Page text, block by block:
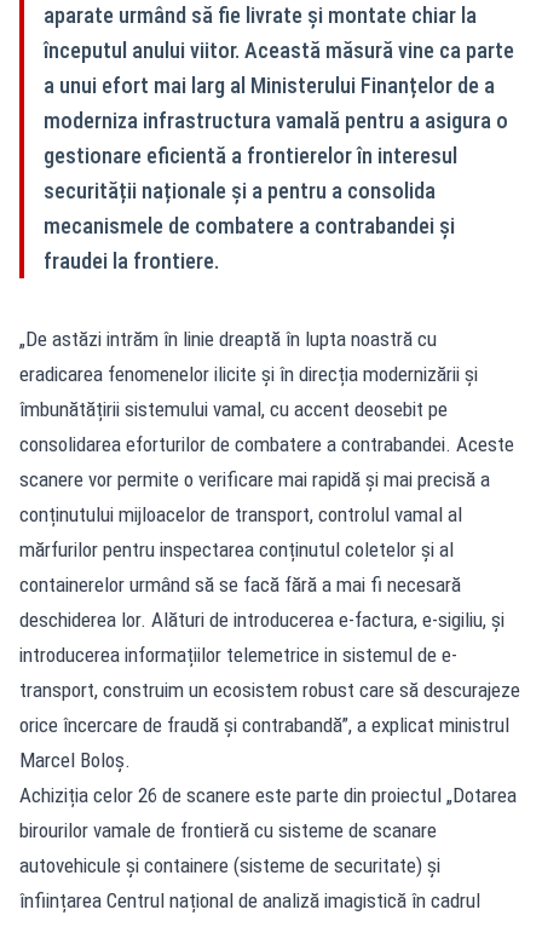
aparate urmând să fie livrate și montate chiar la
începutul anului viitor. Această măsură vine ca parte
a unui efort mai larg al Ministerului Finanțelor de a
moderniza infrastructura vamală pentru a asigura o
gestionare eficientă a frontierelor în interesul
securității naționale și a pentru a consolida
mecanismele de combatere a contrabandei și
fraudei la frontiere.
„De astăzi intrăm în linie dreaptă în lupta noastră cu
eradicarea fenomenelor ilicite și în direcția modernizării și
îmbunătățirii sistemului vamal, cu accent deosebit pe
consolidarea eforturilor de combatere a contrabandei. Aceste
scanere vor permite o verificare mai rapidă și mai precisă a
conținutului mijloacelor de transport, controlul vamal al
mărfurilor pentru inspectarea conținutul coletelor și al
containerelor urmând să se facă fără a mai fi necesară
deschiderea lor. Alături de introducerea e-factura, e-sigiliu, și
introducerea informațiilor telemetrice in sistemul de e-
transport, construim un ecosistem robust care să descurajeze
orice încercare de fraudă și contrabandă”, a explicat ministrul
Marcel Boloș.
Achiziția celor 26 de scanere este parte din proiectul „Dotarea
birourilor vamale de frontieră cu sisteme de scanare
autovehicule și containere (sisteme de securitate) și
înființarea Centrul național de analiză imagistică în cadrul